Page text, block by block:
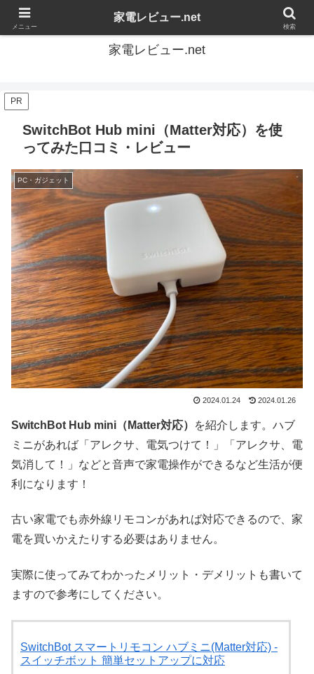
家電の感想を自由にレビューするブログです
家電レビュー.net
PR
SwitchBot Hub mini（Matter対応）を使
ってみた口コミ・レビュー
PC・ガジェット
2024.01.24 2024.01.26
SwitchBot Hub mini（Matter対応）
を紹介します。ハブ
ミニがあれば「アレクサ、電気つけて！」「アレクサ、電
気消して！」などと音声で家電操作ができるなど生活が便
利になります！
古い家電でも赤外線リモコンがあれば対応できるので、家
電を買いかえたりする必要はありません。
実際に使ってみてわかったメリット・デメリットも書いて
ますので参考にしてください。
SwitchBot スマートリモコン ハブミニ(Matter対応) -
スイッチボット 簡単セットアップに対応
メニュー
家電レビュー.net
検索